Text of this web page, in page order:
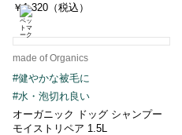
￥1,320（税込）
made of Organics
#健やかな被毛に
#水・泡切れ良い
オーガニック ドッグ シャンプー
モイストリペア 1.5L